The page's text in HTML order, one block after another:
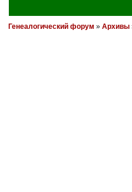
Генеалогический форум » Архивы